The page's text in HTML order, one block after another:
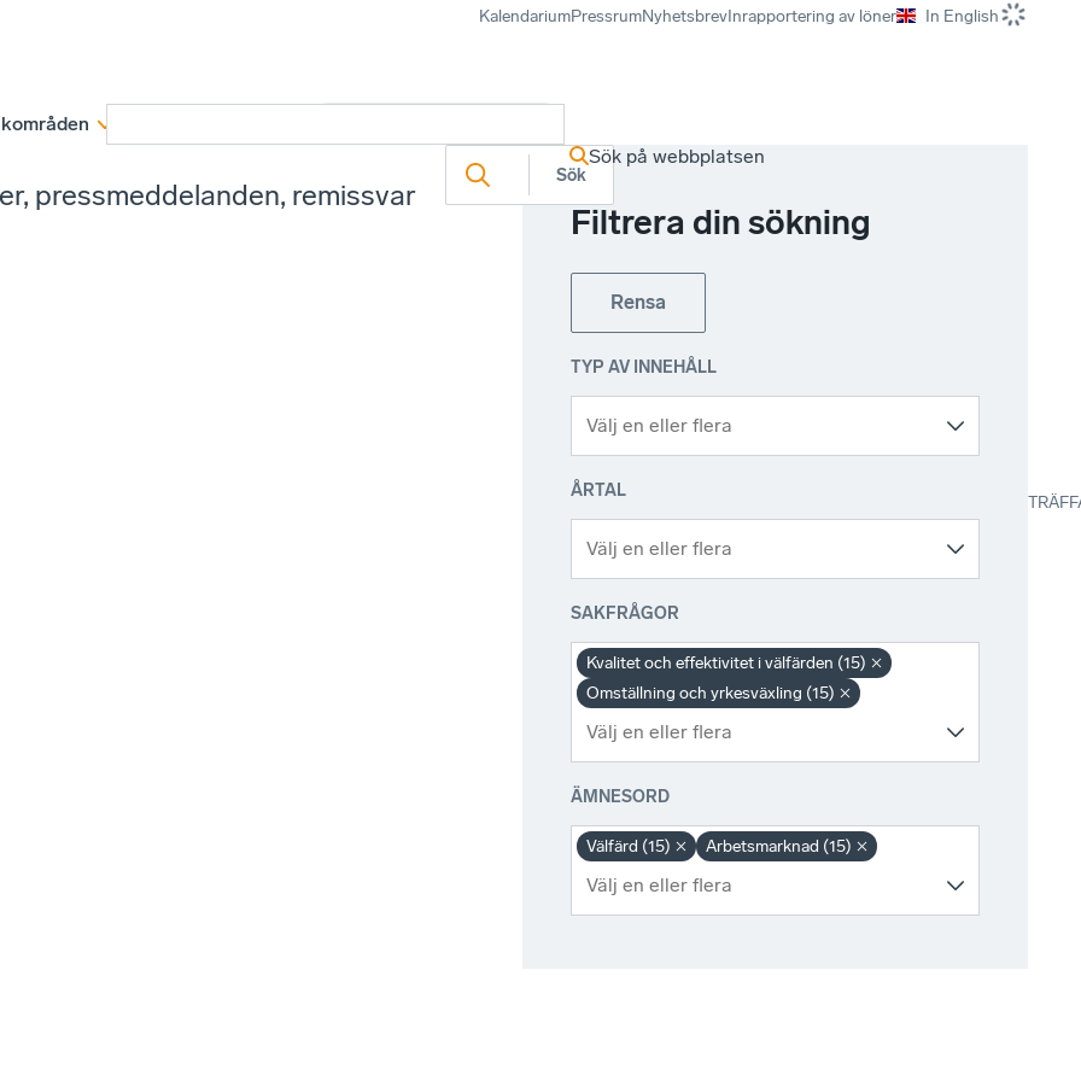
KalendariumPressrumNyhetsbrevInrapportering av löner In English
Sök på webbplatsen
pressmeddelanden, remissvar
Filtrera din sökning
Rensa
TYP AV INNEHÅLL
ÅRTAL
SAKFRÅGOR
Kvalitet och effektivitet i välfärden (15)
Omställning och yrkesväxling (15)
ÄMNESORD
Välfärd (15) Arbetsmarknad (15)
Sök